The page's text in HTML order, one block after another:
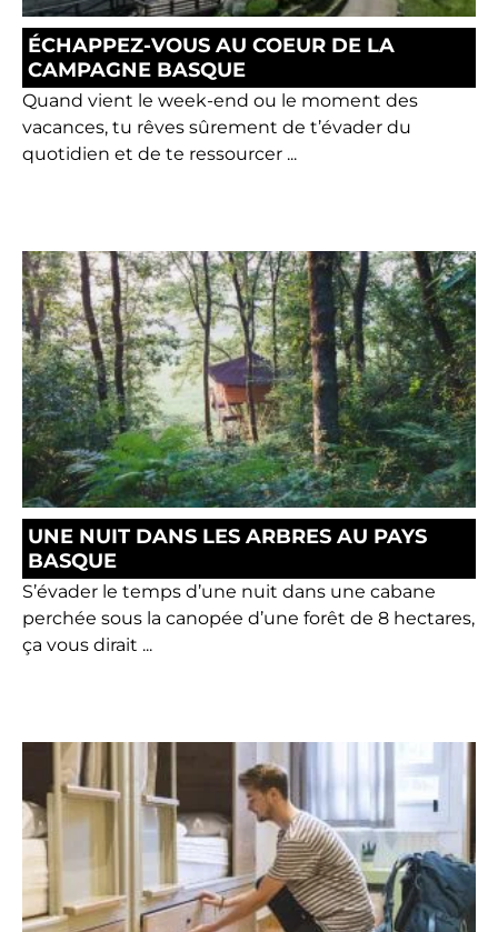
ÉCHAPPEZ-VOUS AU COEUR DE LA
CAMPAGNE BASQUE
Quand vient le week-end ou le moment des
vacances, tu rêves sûrement de t’évader du
quotidien et de te ressourcer ...
UNE NUIT DANS LES ARBRES AU PAYS
BASQUE
S’évader le temps d’une nuit dans une cabane
perchée sous la canopée d’une forêt de 8 hectares,
ça vous dirait ...